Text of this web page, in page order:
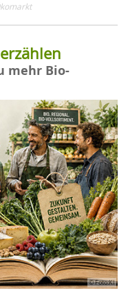
mehr Bio-
© Foto:KI